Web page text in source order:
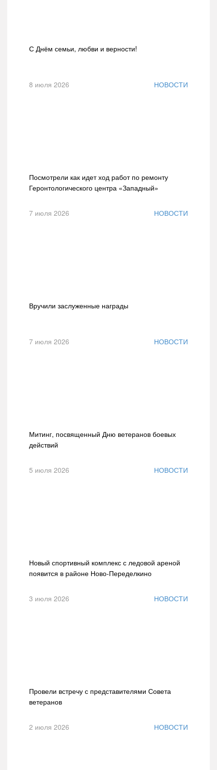
С Днём семьи, любви и верности!
8 июля 2026 НОВОСТИ
Посмотрели как идет ход работ по ремонту
Геронтологического центра «Западный»
7 июля 2026 НОВОСТИ
Вручили заслуженные награды
7 июля 2026 НОВОСТИ
Митинг, посвященный Дню ветеранов боевых
действий
5 июля 2026 НОВОСТИ
Новый спортивный комплекс с ледовой ареной
появится в районе Ново-Переделкино
3 июля 2026 НОВОСТИ
Провели встречу с представителями Совета
ветеранов
2 июля 2026 НОВОСТИ